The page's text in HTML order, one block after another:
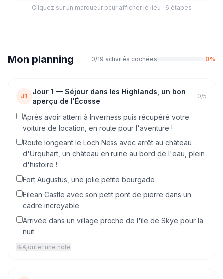
Cliquez sur un marqueur pour afficher le lieu · 6 étapes
Mon planning 0/19 activités cochées 0%
J1
Jour 1 — Séjour dans les Highlands, un bon
aperçu de l'Écosse
0/5
Après avoir atterri à Inverness puis récupéré votre
voiture de location, en route pour l'aventure !
Route longeant le Loch Ness avec arrêt au château
d'Urquhart, un château en ruine au bord de l'eau, plein
d'histoire !
Fort Augustus, une jolie petite bourgade
Eilean Castle avec son petit pont de pierre dans un
cadre incroyable
Arrivée dans un village proche de l'île de Skye pour la
nuit
📝Ajouter une note